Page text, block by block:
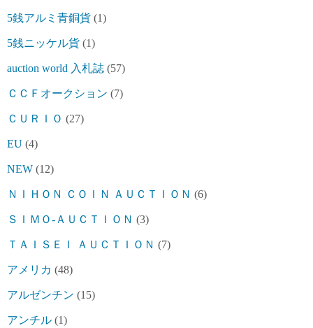
5銭アルミ青銅貨 (1)
5銭ニッケル貨 (1)
auction world 入札誌 (57)
ＣＣＦオークション (7)
ＣＵＲＩＯ (27)
EU (4)
NEW (12)
ＮＩＨＯＮ ＣＯＩＮ ＡＵＣＴＩＯＮ (6)
ＳＩＭＯ-ＡＵＣＴＩＯＮ (3)
ＴＡＩＳＥＩ ＡＵＣＴＩＯＮ (7)
アメリカ (48)
アルゼンチン (15)
アンチル (1)